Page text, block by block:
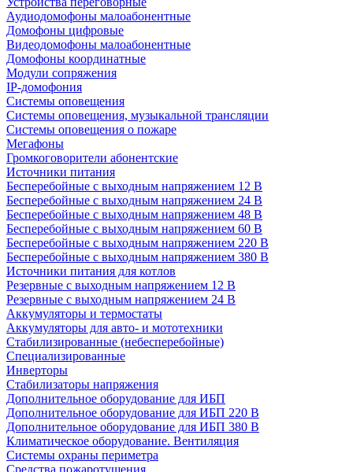
Аудиодомофоны малоабонентные
Домофоны цифровые
Видеодомофоны малоабонентные
Домофоны координатные
Модули сопряжения
IP-домофония
Системы оповещения
Системы оповещения, музыкальной трансляции
Системы оповещения о пожаре
Мегафоны
Громкоговорители абонентские
Источники питания
Бесперебойные с выходным напряжением 12 В
Бесперебойные с выходным напряжением 24 В
Бесперебойные с выходным напряжением 48 В
Бесперебойные с выходным напряжением 60 В
Бесперебойные с выходным напряжением 220 В
Бесперебойные с выходным напряжением 380 В
Источники питания для котлов
Резервные с выходным напряжением 12 В
Резервные с выходным напряжением 24 В
Аккумуляторы и термостаты
Аккумуляторы для авто- и мототехники
Стабилизированные (небесперебойные)
Специализированные
Инверторы
Стабилизаторы напряжения
Дополнительное оборудование для ИБП
Дополнительное оборудование для ИБП 220 В
Дополнительное оборудование для ИБП 380 В
Климатическое оборудование. Вентиляция
Системы охраны периметра
Средства пожаротушения